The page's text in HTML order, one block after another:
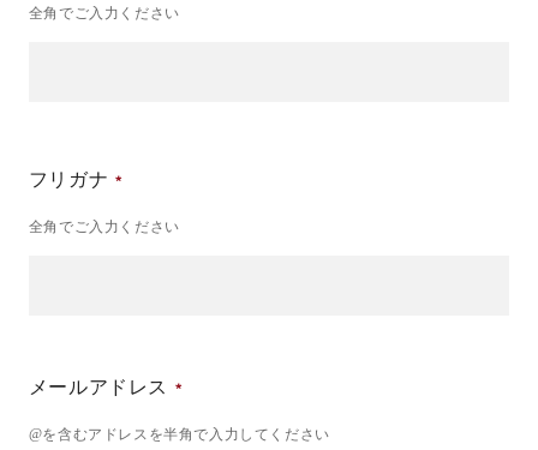
全角でご入力ください
フリガナ
全角でご入力ください
メールアドレス
@を含むアドレスを半角で入力してください